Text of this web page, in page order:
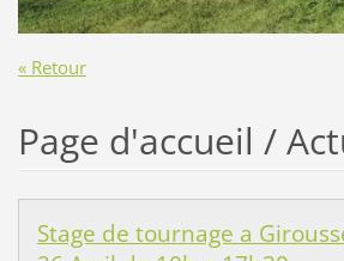
« Retour
Page d'accueil /
Stage de tournage a